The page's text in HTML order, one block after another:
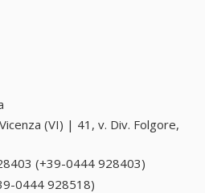
(VI) | 41, v. Div. Folgore,
(+39-0444 928403)
0444 928518)